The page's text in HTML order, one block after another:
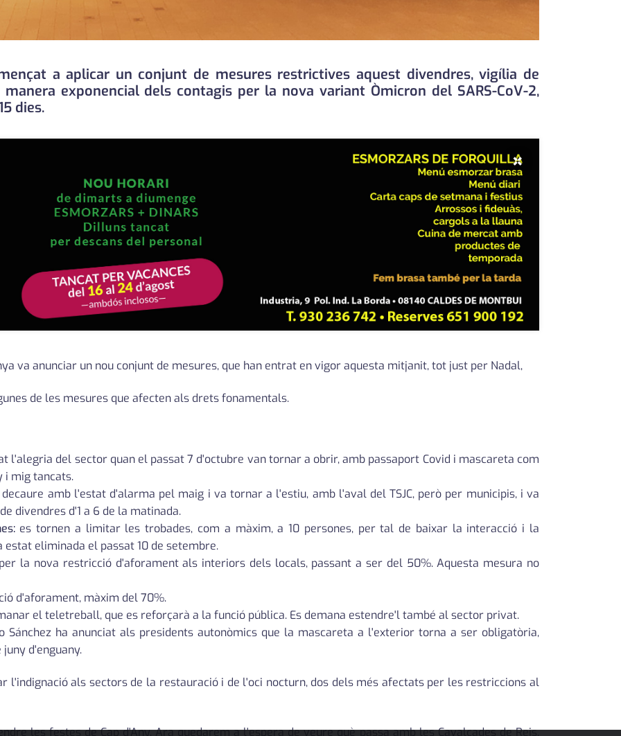
a aplicar un conjunt de mesures restrictives aquest divendres, vigília de
exponencial dels contagis per la nova variant Òmicron del SARS-CoV-2,
dies.
×
va anunciar un nou conjunt de mesures, que han entrat en vigor aquesta mitjanit, tot just per Nadal,
de les mesures que afecten als drets fonamentals.
l'alegria del sector quan el passat 7 d'octubre van tornar a obrir, amb passaport Covid i mascareta com
i mig tancats.
amb l'estat d'alarma pel maig i va tornar a l'estiu, amb l'aval del TSJC, però per municipis, i va
divendres d'1 a 6 de la matinada.
es tornen a limitar les trobades, com a màxim, a 10 persones, per tal de baixar la interacció i la
eliminada el passat 10 de setembre.
la nova restricció d'aforament als interiors dels locals, passant a ser del 50%. Aquesta mesura no
d'aforament, màxim del 70%.
el teletreball, que es reforçarà a la funció pública. Es demana estendre'l també al sector privat.
Sánchez ha anunciat als presidents autonòmics que la mascareta a l'exterior torna a ser obligatòria,
d'enguany.
l'indignació als sectors de la restauració i de l'oci nocturn, dos dels més afectats per les restriccions al
les festes de Cap d'Any. Ara quedarem a l'espera de veure què passa amb les Cavalcades de Reis.